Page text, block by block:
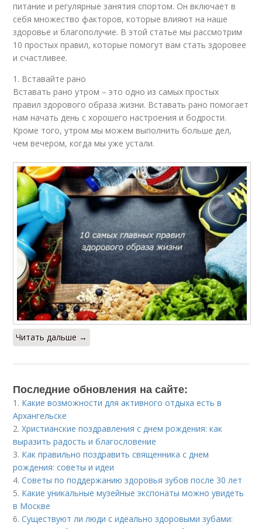
питание и регулярные занятия спортом. Он включает в
себя множество факторов, которые влияют на наше
здоровье и благополучие. В этой статье мы рассмотрим
10 простых правил, которые помогут вам стать здоровее
и счастливее.
1. Вставайте рано
Вставать рано утром – это одно из самых простых
правил здорового образа жизни. Вставать рано помогает
нам начать день с хорошего настроения и бодрости.
Кроме того, утром мы можем выполнить больше дел,
чем вечером, когда мы уже устали.
Читать дальше →
Последние обновления на сайте:
1. Какие возможности для активного отдыха есть в
Архангельске
2.Христианские поздравления с днем рождения: как
выразить радость и благословение
3. Как правильно поздравить священника с днем
рождения: советы и идеи
4.Советы по поддержанию здоровья зубов после 30 лет
5. Какие уникальные музейные экспонаты можно увидеть
в Москве
6.Существуют ли люди с идеально здоровыми зубами: